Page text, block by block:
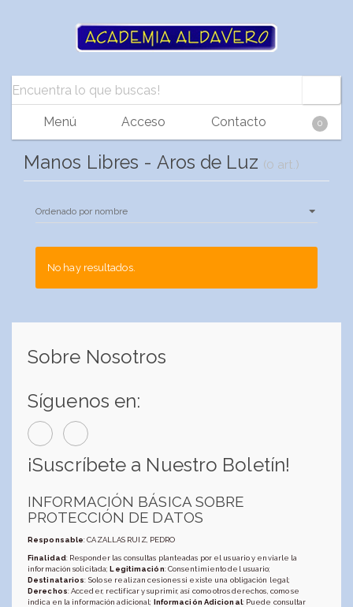
Menú Acceso Contacto 0
Manos Libres - Aros de Luz (0 art.)
No hay resultados.
Sobre Nosotros
Síguenos en:
¡Suscríbete a Nuestro Boletín!
INFORMACIÓN BÁSICA SOBRE
PROTECCIÓN DE DATOS
Responsable: CAZALLAS RUIZ, PEDRO
Finalidad: Responder las consultas planteadas por el usuario y enviarle la
información solicitada;Legitimación: Consentimiento del usuario;
Destinatarios: Solo se realizan cesiones si existe una obligación legal;
Derechos: Acceder, rectificar y suprimir, así como otros derechos, como se
indica en la información adicional; Información Adicional: Puede consultar